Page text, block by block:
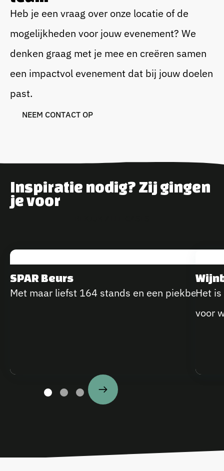
Heb je een vraag over onze locatie of de
mogelijkheden voor jouw evenement? We
denken graag met je mee en creëren samen
een impactvol evenement dat bij jouw doelen
past.
NEEM CONTACT OP
Inspiratie nodig? Zij gingen
je voor
SPAR Beurs
Met maar liefst 164 stands en een
Het
voor